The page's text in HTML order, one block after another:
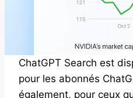
ChatGPT Search est
pour les abonnés
également, pour ceux